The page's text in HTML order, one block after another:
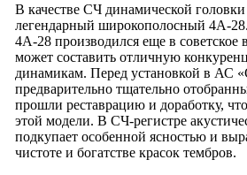
В качестве СЧ динамической головки
легендарный широкополосный 4А-
4А-28 производился еще в советское
может составить отличную
динамикам. Перед установкой в АС «
предварительно тщательно
прошли реставрацию и доработку,
этой модели. В СЧ-регистре
подкупает особенной ясностью и
чистоте и богатстве красок тембров.